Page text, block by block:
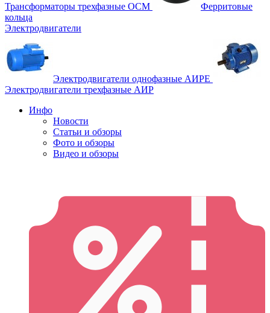
Трансформаторы трехфазные ОСМ
Ферритовые
кольца
Электродвигатели
Электродвигатели однофазные АИРЕ
Электродвигатели трехфазные АИР
Инфо
Новости
Статьи и обзоры
Фото и обзоры
Видео и обзоры